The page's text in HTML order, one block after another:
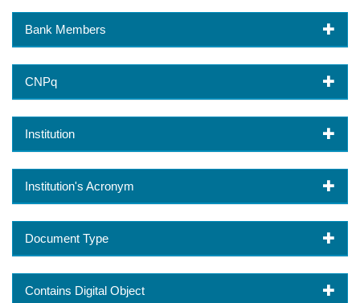
Bank Members
CNPq
Institution
Institution's Acronym
Document Type
Contains Digital Object